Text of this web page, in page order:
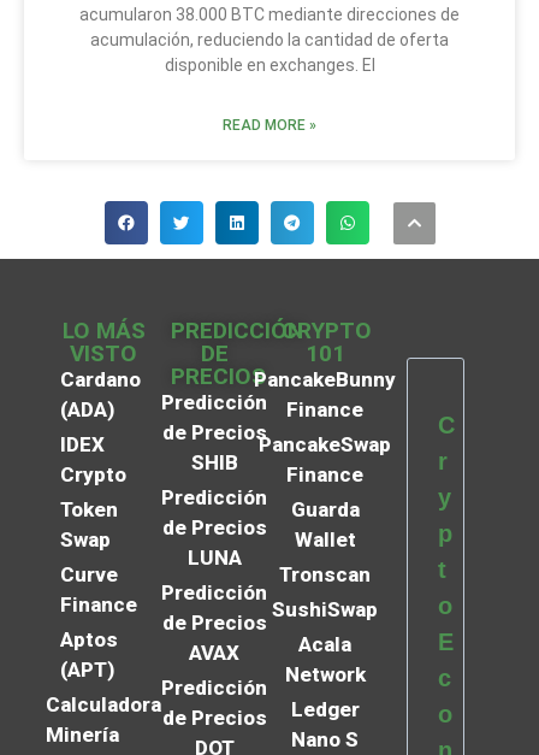
acumularon 38.000 BTC mediante direcciones de
acumulación, reduciendo la cantidad de oferta
disponible en exchanges. El
READ MORE »
LO MÁS
VISTO
Cardano
(ADA)
IDEX
Crypto
Token
Swap
Curve
Finance
Aptos
(APT)
Calculadora
Minería
PREDICCIÓN
DE
PRECIOS
Predicción
de Precios
SHIB
Predicción
de Precios
LUNA
Predicción
de Precios
AVAX
Predicción
de Precios
DOT
CRYPTO
101
PancakeBunny
Finance
PancakeSwap
Finance
Guarda
Wallet
Tronscan
SushiSwap
Acala
Network
Ledger
Nano S
C
r
y
p
t
o
E
c
o